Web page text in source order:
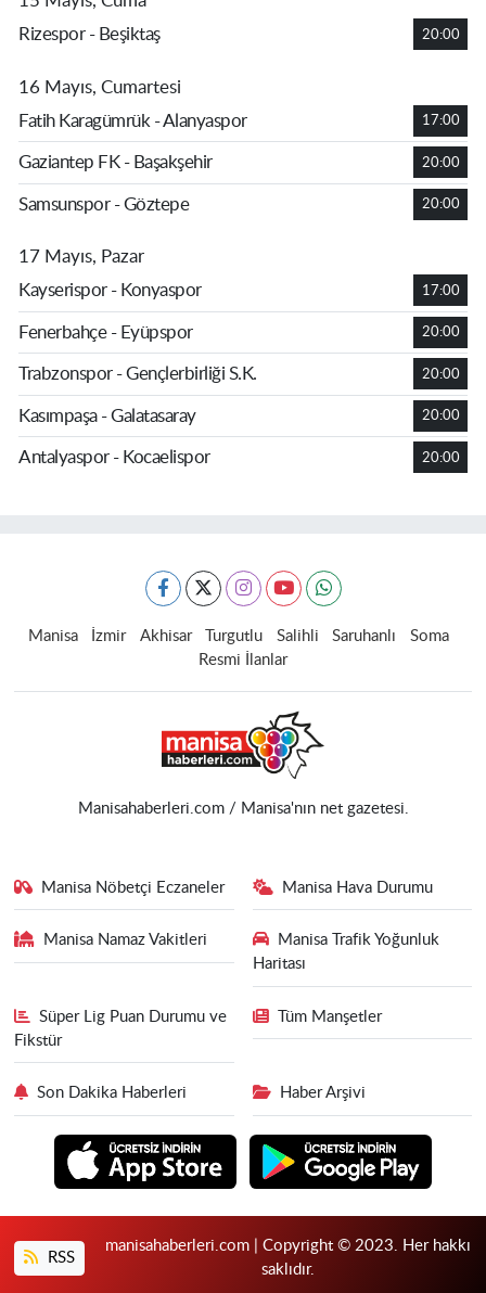
Rizespor - Beşiktaş
20:00
16 Mayıs, Cumartesi
Fatih Karagümrük - Alanyaspor
17:00
Gaziantep FK - Başakşehir 20:00
Samsunspor - Göztepe 20:00
17 Mayıs, Pazar
Kayserispor - Konyaspor
17:00
Fenerbahçe - Eyüpspor 20:00
Trabzonspor - Gençlerbirliği S.K. 20:00
Kasımpaşa - Galatasaray 20:00
Antalyaspor - Kocaelispor 20:00
Manisa İzmir Akhisar Turgutlu Salihli Saruhanlı
Soma
Resmi İlanlar
Manisahaberleri.com / Manisa'nın net gazetesi.
Manisa Nöbetçi Eczaneler Manisa Hava Durumu
Manisa Namaz Vakitleri
Manisa Trafik Yoğunluk
Haritası
Süper Lig Puan Durumu ve
Fikstür
Tüm Manşetler
Son Dakika Haberleri Haber Arşivi
RSS
manisahaberleri.com | Copyright © 2023. Her hakkı
saklıdır.